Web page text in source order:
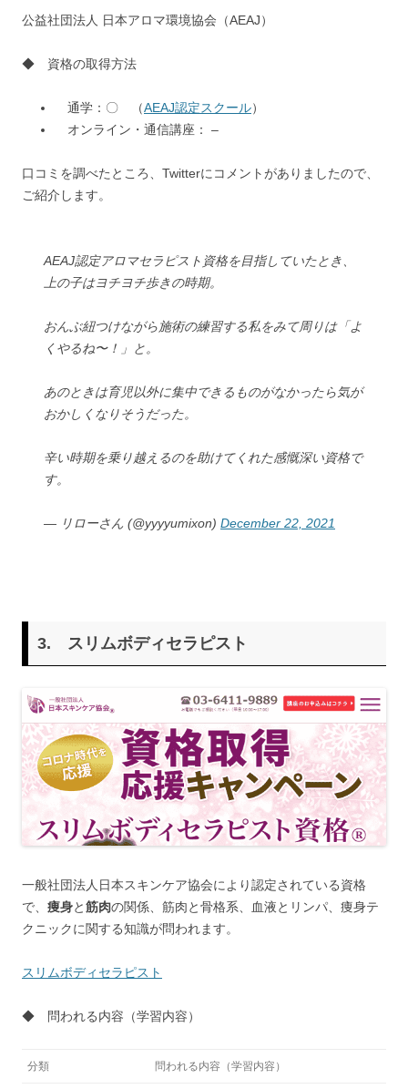
公益社団法人 日本アロマ環境協会（AEAJ）
◆ 資格の取得方法
通学：〇 （AEAJ認定スクール）
オンライン・通信講座： –
口コミを調べたところ、Twitterにコメントがありましたので、
ご紹介します。
AEAJ認定アロマセラピスト資格を目指していたとき、
上の子はヨチヨチ歩きの時期。
おんぶ紐つけながら施術の練習する私をみて周りは「よ
くやるね〜！」と。
あのときは育児以外に集中できるものがなかったら気が
おかしくなりそうだった。
辛い時期を乗り越えるのを助けてくれた感慨深い資格で
す。
— リローさん (@yyyyumixon) December 22, 2021
3. スリムボディセラピスト
一般社団法人日本スキンケア協会により認定されている資格
で、 痩身と筋肉の関係、筋肉と骨格系、血液とリンパ、痩身テ
クニックに関する知識が問われます。
スリムボディセラピスト
◆ 問われる内容（学習内容）
分類 問われる内容（学習内容）